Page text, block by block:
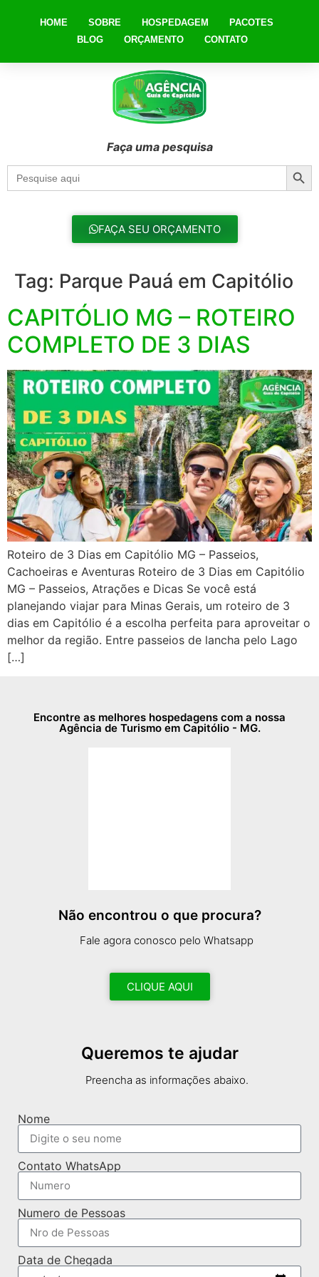
HOME SOBRE HOSPEDAGEM
PACOTES
BLOG
ORÇAMENTO CONTATO
Faça uma pesquisa
Search
for:
FAÇA SEU ORÇAMENTO
Tag: Parque Pauá em Capitólio
CAPITÓLIO MG – ROTEIRO
COMPLETO DE 3 DIAS
Roteiro de 3 Dias em Capitólio MG – Passeios,
Cachoeiras e Aventuras Roteiro de 3 Dias em Capitólio
MG – Passeios, Atrações e Dicas Se você está
planejando viajar para Minas Gerais, um roteiro de 3
dias em Capitólio é a escolha perfeita para aproveitar o
melhor da região. Entre passeios de lancha pelo Lago
[…]
Encontre as melhores hospedagens com a nossa
Agência de Turismo em Capitólio - MG.
Não encontrou o que procura?
Fale agora conosco pelo Whatsapp
CLIQUE AQUI
Queremos te ajudar
Preencha as informações abaixo.
Nome
Contato WhatsApp
Numero de Pessoas
Data de Chegada